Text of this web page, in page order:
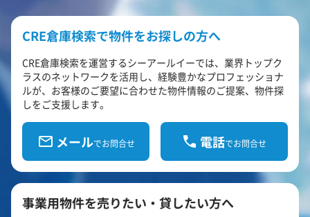
CRE倉庫検索で物件をお探しの方へ
CRE倉庫検索を運営するシーアールイーでは、業界トップク
ラスのネットワークを活用し、経験豊かなプロフェッショナ
ルが、お客様のご要望に合わせた物件情報のご提案、物件探
しをご支援します。
メールでお問合せ 電話でお問合せ
事業用物件を売りたい・貸したい方へ